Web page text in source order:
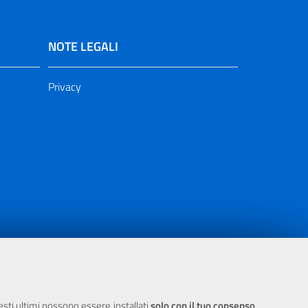
NOTE LEGALI
Privacy
2006 Misura 6.05 - Fondo FESR